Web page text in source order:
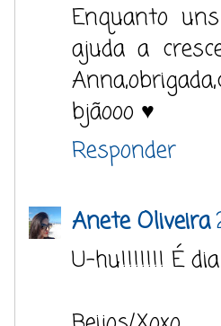
Enquanto
ajuda a
bjãooo ♥
Responder
Anete Oliveira
U-hu!!!!!!! É